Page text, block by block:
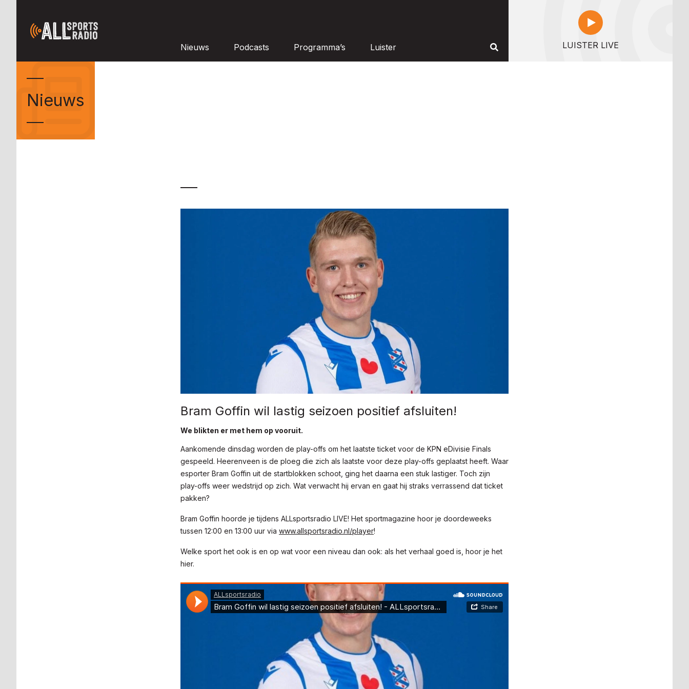
Nieuws Podcasts Programma’s Luister LUISTER LIVE
Nieuws
Bram Goffin wil lastig seizoen positief afsluiten!
We blikten er met hem op vooruit.
Aankomende dinsdag worden de play-offs om het laatste ticket voor de KPN eDivisie Finals
gespeeld. Heerenveen is de ploeg die zich als laatste voor deze play-offs geplaatst heeft. Waar
esporter Bram Goffin uit de startblokken schoot, ging het daarna een stuk lastiger. Toch zijn
play-offs weer wedstrijd op zich. Wat verwacht hij ervan en gaat hij straks verrassend dat ticket
pakken?
Bram Goffin hoorde je tijdens ALLsportsradio LIVE! Het sportmagazine hoor je doordeweeks
tussen 12:00 en 13:00 uur via www.allsportsradio.nl/player!
Welke sport het ook is en op wat voor een niveau dan ook: als het verhaal goed is, hoor je het
hier.